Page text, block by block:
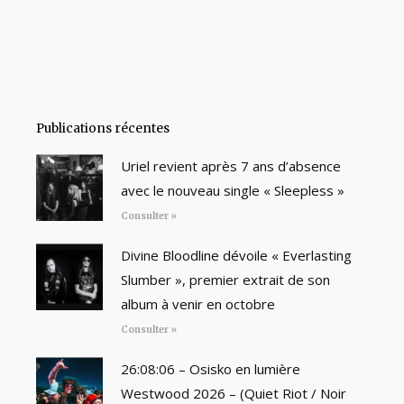
Publications récentes
Uriel revient après 7 ans d’absence
avec le nouveau single « Sleepless »
Consulter »
Divine Bloodline dévoile « Everlasting
Slumber », premier extrait de son
album à venir en octobre
Consulter »
26:08:06 – Osisko en lumière
Westwood 2026 – (Quiet Riot / Noir